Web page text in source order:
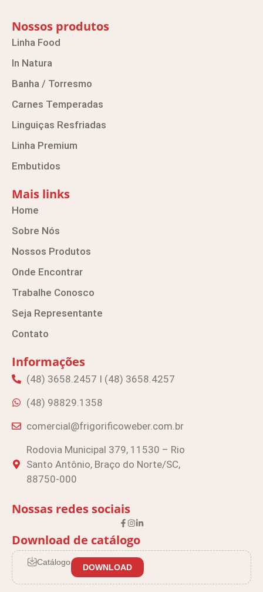
Nossos produtos
Linha Food
In Natura
Banha / Torresmo
Carnes Temperadas
Linguiças Resfriadas
Linha Premium
Embutidos
Mais links
Home
Sobre Nós
Nossos Produtos
Onde Encontrar
Trabalhe Conosco
Seja Representante
Contato
Informações
(48) 3658.2457 I (48) 3658.4257
(48) 98829.1358
comercial@frigorificoweber.com.br
Rodovia Municipal 379, 11530 – Rio
Santo Antônio, Braço do Norte/SC,
88750-000
Nossas redes sociais
Download de catálogo
Catálogo
DOWNLOAD